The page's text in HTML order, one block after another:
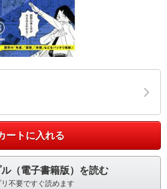
ートに入れる
（電子書籍版）を読む
リ不要ですぐ読めます